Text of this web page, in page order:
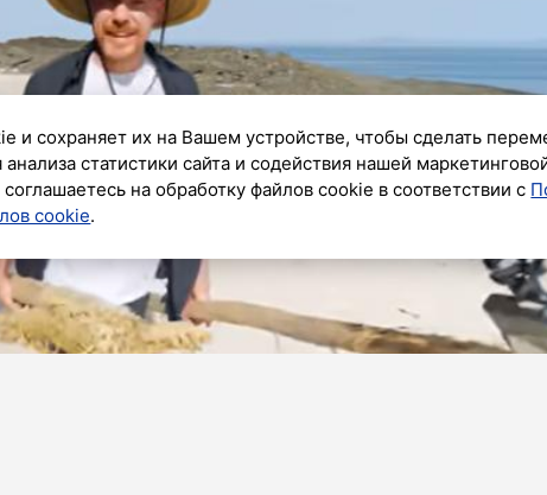
и сохраняет их на Вашем устройстве, чтобы сделать
статистики сайта и содействия нашей
на обработку файлов cookie в соответствии с
cookie.